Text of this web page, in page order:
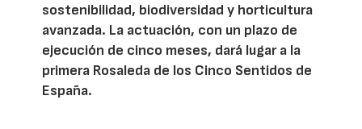
sostenibilidad, biodiversidad y horticultura
avanzada. La actuación, con un plazo de
ejecución de cinco meses, dará lugar a la
primera Rosaleda de los Cinco Sentidos de
España.